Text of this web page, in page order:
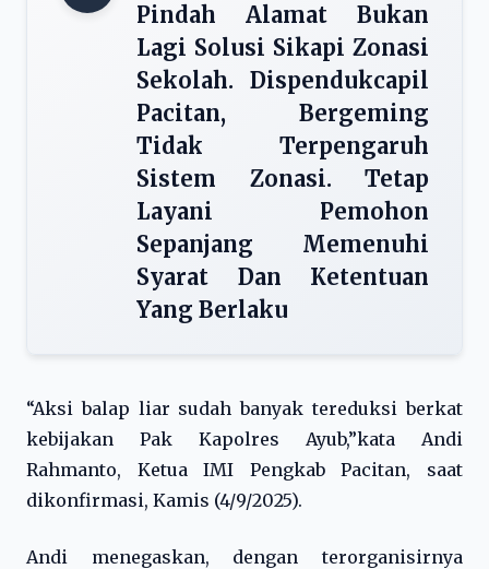
Pindah Alamat Bukan
Lagi Solusi Sikapi Zonasi
Sekolah. Dispendukcapil
Pacitan, Bergeming
Tidak Terpengaruh
Sistem Zonasi. Tetap
Layani Pemohon
Sepanjang Memenuhi
Syarat Dan Ketentuan
Yang Berlaku
“Aksi balap liar sudah banyak tereduksi berkat
kebijakan Pak Kapolres Ayub,”kata Andi
Rahmanto, Ketua IMI Pengkab Pacitan, saat
dikonfirmasi, Kamis (4/9/2025).
Andi menegaskan, dengan terorganisirnya